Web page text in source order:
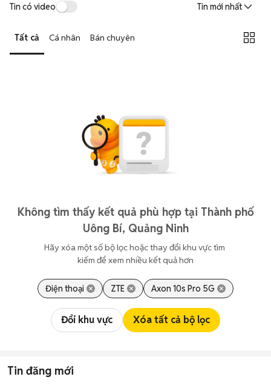
Tin có video Tin mới nhất
Tất cả Cá nhân Bán chuyên
Không tìm thấy kết quả phù hợp tại Thành phố
Uông Bí, Quảng Ninh
Hãy xóa một số bộ lọc hoặc thay đổi khu vực tìm
kiếm để xem nhiều kết quả hơn
Điện thoại ZTE Axon 10s Pro 5G
Đổi khu vực Xóa tất cả bộ lọc
Tin đăng mới